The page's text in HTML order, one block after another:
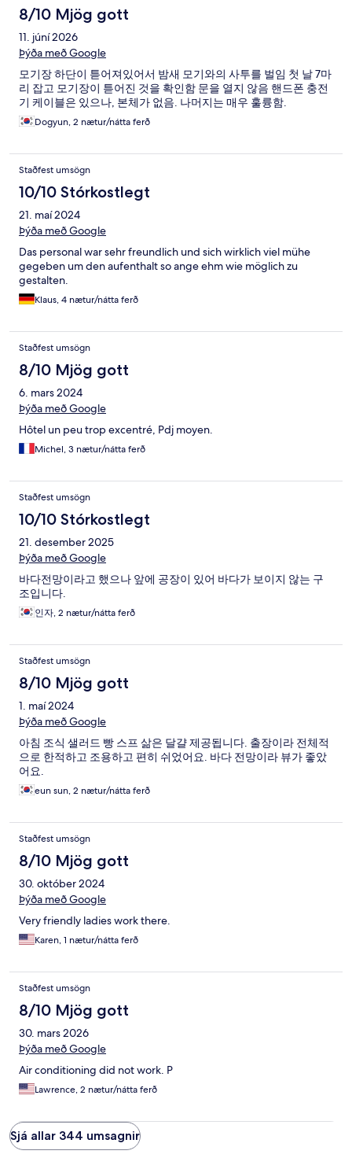
8/10 Mjög gott
11. júní 2026
Þýða með Google
모기장 하단이 튿어져있어서 밤새 모기와의 사투를 벌임 첫 날 7마
리 잡고 모기장이 튿어진 것을 확인함 문을 열지 않음 핸드폰 충전
기 케이블은 있으나, 본체가 없음. 나머지는 매우 훌륭함.
Dogyun, 2 nætur/nátta ferð
Staðfest umsögn
10/10 Stórkostlegt
21. maí 2024
Þýða með Google
Das personal war sehr freundlich und sich wirklich viel mühe
gegeben um den aufenthalt so ange ehm wie möglich zu
gestalten.
Klaus, 4 nætur/nátta ferð
Staðfest umsögn
8/10 Mjög gott
6. mars 2024
Þýða með Google
Hôtel un peu trop excentré, Pdj moyen.
Michel, 3 nætur/nátta ferð
Staðfest umsögn
10/10 Stórkostlegt
21. desember 2025
Þýða með Google
바다전망이라고 했으나 앞에 공장이 있어 바다가 보이지 않는 구
조입니다.
인자, 2 nætur/nátta ferð
Staðfest umsögn
8/10 Mjög gott
1. maí 2024
Þýða með Google
아침 조식 샐러드 빵 스프 삶은 달걀 제공됩니다. 출장이라 전체적
으로 한적하고 조용하고 편히 쉬었어요. 바다 전망이라 뷰가 좋았
어요.
eun sun, 2 nætur/nátta ferð
Staðfest umsögn
8/10 Mjög gott
30. október 2024
Þýða með Google
Very friendly ladies work there.
Karen, 1 nætur/nátta ferð
Staðfest umsögn
8/10 Mjög gott
30. mars 2026
Þýða með Google
Air conditioning did not work. P
Lawrence, 2 nætur/nátta ferð
Sjá allar 344 umsagnir